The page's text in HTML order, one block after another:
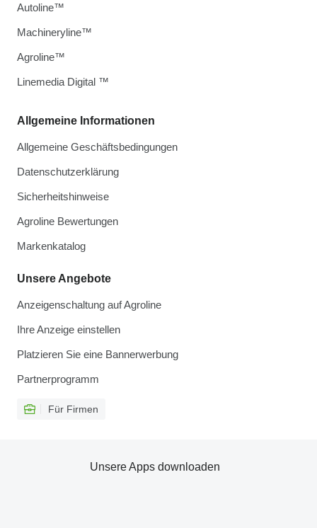
Allgemeine Informationen
Allgemeine Geschäftsbedingungen
Datenschutzerklärung
Sicherheitshinweise
Agroline Bewertungen
Markenkatalog
Unsere Angebote
Anzeigenschaltung auf Agroline
Ihre Anzeige einstellen
Platzieren Sie eine Bannerwerbung
Partnerprogramm
Für Firmen
Autoline™
Machineryline™
Agroline™
Linemedia Digital ™
Unsere Apps downloaden